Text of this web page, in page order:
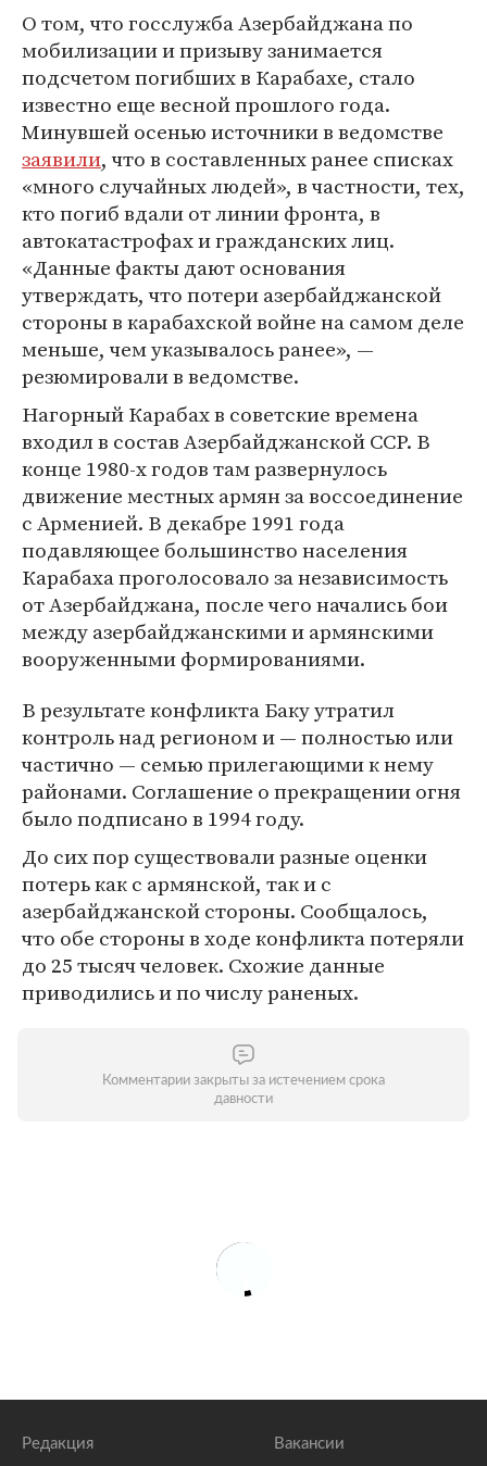
О том, что госслужба Азербайджана по
мобилизации и призыву занимается
подсчетом погибших в Карабахе, стало
известно еще весной прошлого года.
Минувшей осенью источники в ведомстве
заявили, что в составленных ранее списках
«много случайных людей», в частности, тех,
кто погиб вдали от линии фронта, в
автокатастрофах и гражданских лиц.
«Данные факты дают основания
утверждать, что потери азербайджанской
стороны в карабахской войне на самом деле
меньше, чем указывалось ранее», —
резюмировали в ведомстве.
Нагорный Карабах в советские времена
входил в состав Азербайджанской ССР. В
конце 1980-х годов там развернулось
движение местных армян за воссоединение
с Арменией. В декабре 1991 года
подавляющее большинство населения
Карабаха проголосовало за независимость
от Азербайджана, после чего начались бои
между азербайджанскими и армянскими
вооруженными формированиями.
В результате конфликта Баку утратил
контроль над регионом и — полностью или
частично — семью прилегающими к нему
районами. Соглашение о прекращении огня
было подписано в 1994 году.
До сих пор существовали разные оценки
потерь как с армянской, так и с
азербайджанской стороны. Сообщалось,
что обе стороны в ходе конфликта потеряли
до 25 тысяч человек. Схожие данные
приводились и по числу раненых.
Комментарии закрыты за истечением срока
давности
Редакция Вакансии